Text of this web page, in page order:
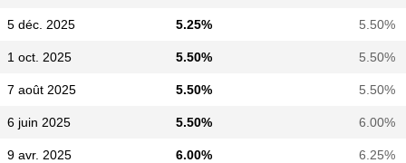
5 déc. 2025 5.25% 5.50%
1 oct. 2025 5.50% 5.50%
7 août 2025 5.50% 5.50%
6 juin 2025 5.50% 6.00%
9 avr. 2025 6.00% 6.25%